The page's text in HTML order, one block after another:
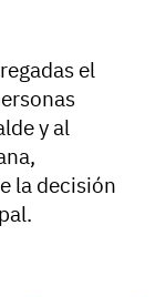
el
y al
la decisión